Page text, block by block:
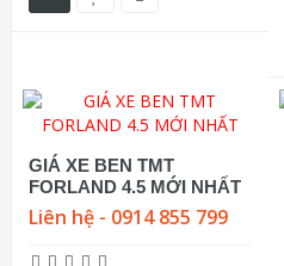
GIÁ XE BEN TMT
FORLAND 4.5 MỚI NHẤT
Liên hệ - 0914 855 799